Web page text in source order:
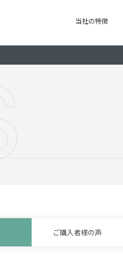
当社の特徴
ご購入者様の声